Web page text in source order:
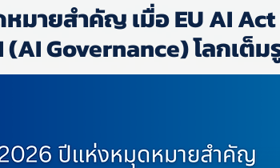
มายสำคัญ เมื่อ EU AI
Governance) โลกเต็